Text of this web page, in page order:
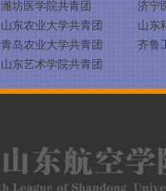
潍坊医学院共青团
济宁
山东农业大学共青团
山东
青岛农业大学共青团
齐鲁
山东艺术学院共青团